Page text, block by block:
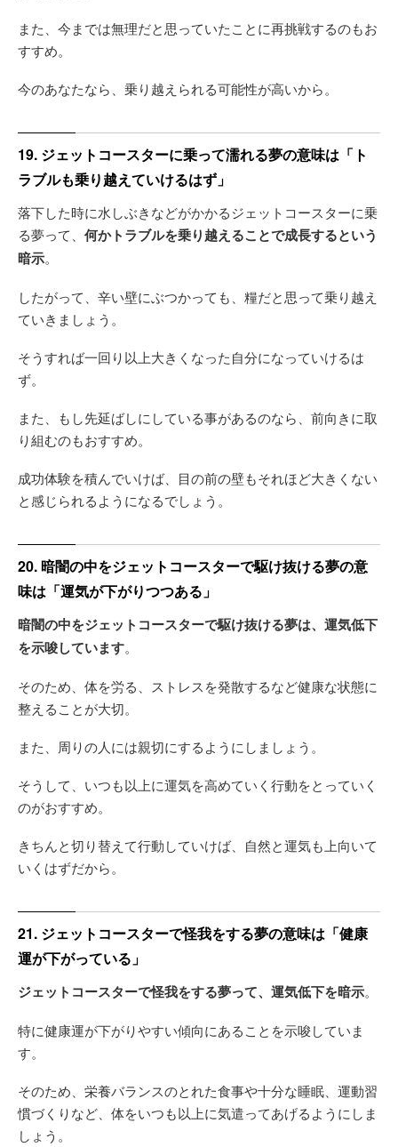
また、今までは無理だと思っていたことに再挑戦するのもお
すすめ。
今のあなたなら、乗り越えられる可能性が高いから。
19. ジェットコースターに乗って濡れる夢の意味は「ト
ラブルも乗り越えていけるはず」
落下した時に水しぶきなどがかかるジェットコースターに乗
る夢って、 何かトラブルを乗り越えることで成長するという
暗示。
したがって、辛い壁にぶつかっても、糧だと思って乗り越え
ていきましょう。
そうすれば一回り以上大きくなった自分になっていけるは
ず。
また、もし先延ばしにしている事があるのなら、前向きに取
り組むのもおすすめ。
成功体験を積んでいけば、目の前の壁もそれほど大きくない
と感じられるようになるでしょう。
20. 暗闇の中をジェットコースターで駆け抜ける夢の意
味は「運気が下がりつつある」
暗闇の中をジェットコースターで駆け抜ける夢は、運気低下
を示唆しています。
そのため、体を労る、ストレスを発散するなど健康な状態に
整えることが大切。
また、周りの人には親切にするようにしましょう。
そうして、いつも以上に運気を高めていく行動をとっていく
のがおすすめ。
きちんと切り替えて行動していけば、自然と運気も上向いて
いくはずだから。
21. ジェットコースターで怪我をする夢の意味は「健康
運が下がっている」
ジェットコースターで怪我をする夢って、運気低下を暗示。
特に健康運が下がりやすい傾向にあることを示唆していま
す。
そのため、栄養バランスのとれた食事や十分な睡眠、運動習
慣づくりなど、体をいつも以上に気遣ってあげるようにしま
しょう。